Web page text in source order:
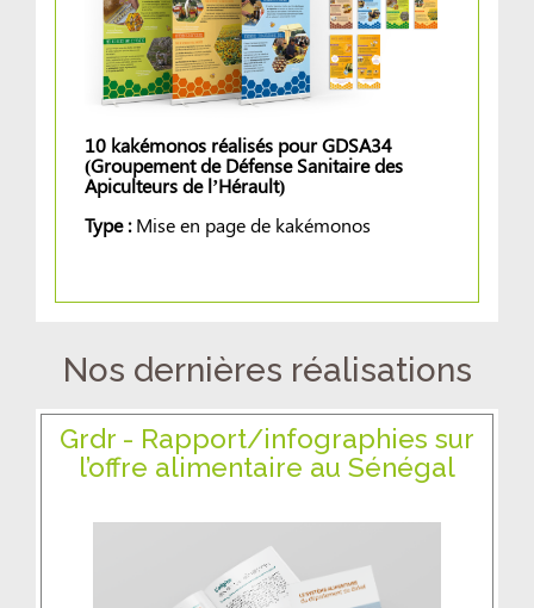
10 kakémonos réalisés pour GDSA34
(Groupement de Défense Sanitaire des
Apiculteurs de l’Hérault)
Type :Mise en page de kakémonos
Nos dernières réalisations
Grdr - Rapport/infographies sur
l’offre alimentaire au Sénégal